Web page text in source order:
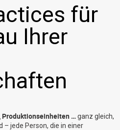
365
für
Ihrer
Produktionseinheiten …ganz gleich,
jede Person, die in einer